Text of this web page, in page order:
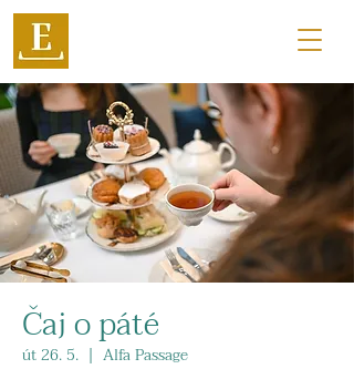
Čaj o páté
út 26. 5.
  |
Alfa Passage